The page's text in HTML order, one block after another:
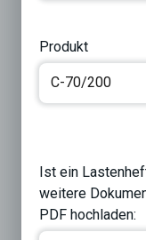
Produkt
Ist ein
weitere
PDF hochladen: